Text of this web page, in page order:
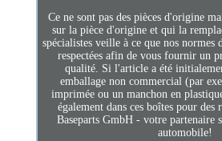
Ce ne sont pas des pièces d'origine
sur la pièce d'origine et qui la
spécialistes veille à ce que nos normes
respectées afin de vous fournir un
qualité. Si l'article a été
emballage non commercial (par
imprimée ou un manchon en
également dans ces boîtes pour des
Baseparts GmbH - votre partenaire
automobile!